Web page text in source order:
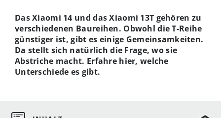
Das Xiaomi 14 und das Xiaomi 13T gehören zu
verschiedenen Baureihen. Obwohl die T-Reihe
günstiger ist, gibt es einige Gemeinsamkeiten.
Da stellt sich natürlich die Frage, wo sie
Abstriche macht. Erfahre hier, welche
Unterschiede es gibt.